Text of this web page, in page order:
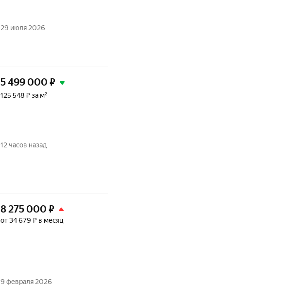
29 июля 2026
5 499 000 ₽
125 548 ₽ за м²
12 часов назад
8 275 000 ₽
от 34 679 ₽ в месяц
9 февраля 2026